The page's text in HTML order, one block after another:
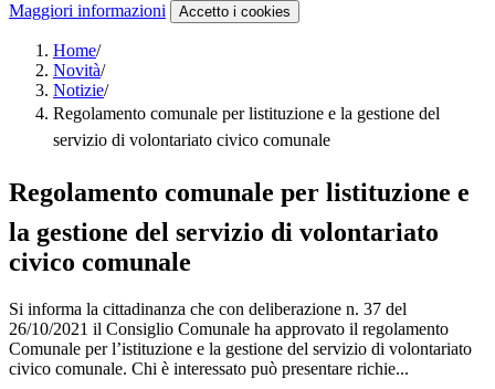
Maggiori informazioni Accetto i cookies
Home/
Novità/
Notizie/
Regolamento comunale per listituzione e la gestione del
servizio di volontariato civico comunale
Regolamento comunale per listituzione e
la gestione del servizio di volontariato
civico comunale
Si informa la cittadinanza che con deliberazione n. 37 del
26/10/2021 il Consiglio Comunale ha approvato il regolamento
Comunale per l’istituzione e la gestione del servizio di volontariato
civico comunale. Chi è interessato può presentare richie...